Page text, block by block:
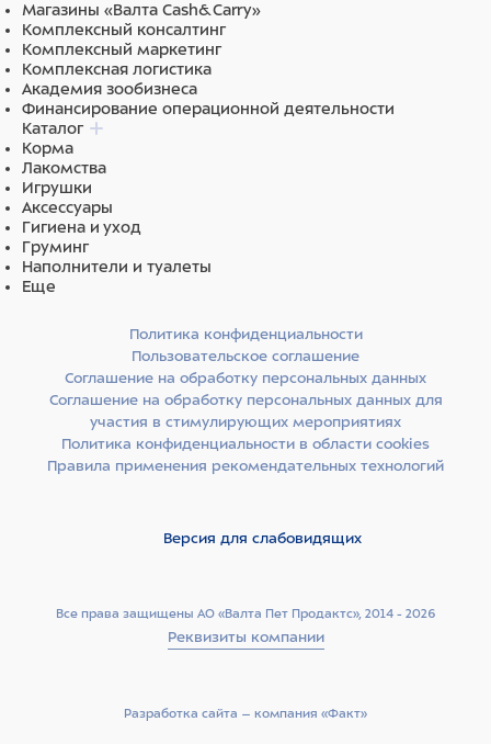
Магазины «Валта Cash&Carry»
Комплексный консалтинг
Комплексный маркетинг
Комплексная логистика
Академия зообизнеса
Финансирование операционной деятельности
Каталог
Корма
Лакомства
Игрушки
Аксессуары
Гигиена и уход
Груминг
Наполнители и туалеты
Еще
Все права защищены АО «Валта Пет Продактс», 2014 - 2026
Реквизиты компании
Политика конфиденциальности
Пользовательское соглашение
Соглашение на обработку персональных данных
Соглашение на обработку персональных данных для
участия в стимулирующих мероприятиях
Политика конфиденциальности в области cookies
Правила применения рекомендательных технологий
Версия для слабовидящих
Разработка сайта –­ компания «Факт»